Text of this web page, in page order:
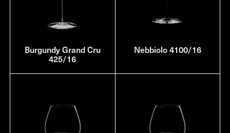
Burgundy Grand Cru
425/16
Nebbiolo 4100/16